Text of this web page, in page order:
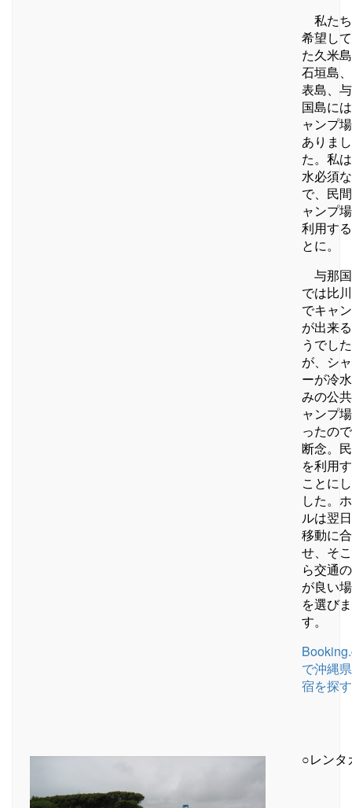
私た
希望し
た久米
石垣島
表島、
国島に
ャンプ
ありまし
た。私
水必須
で、民
ャンプ
利用す
とに。
与那
では比
でキャ
が出来
うでした
が、シ
ーが冷
みの公
ャンプ
ったの
断念。
を利用
ことに
した。
ルは翌
移動に
せ、そ
ら交通
が良い
を選びま
す。
で沖縄
宿を探す
○レンタ